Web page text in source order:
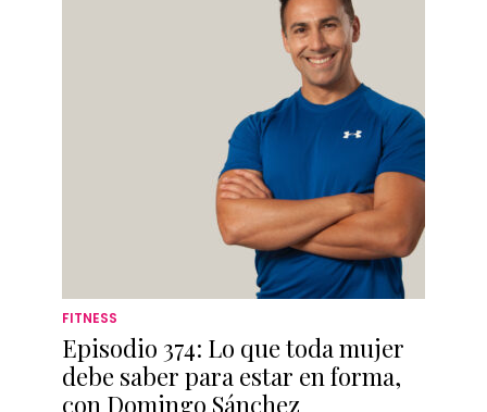
FITNESS
Episodio 374: Lo que toda mujer
debe saber para estar en forma,
con Domingo Sánchez